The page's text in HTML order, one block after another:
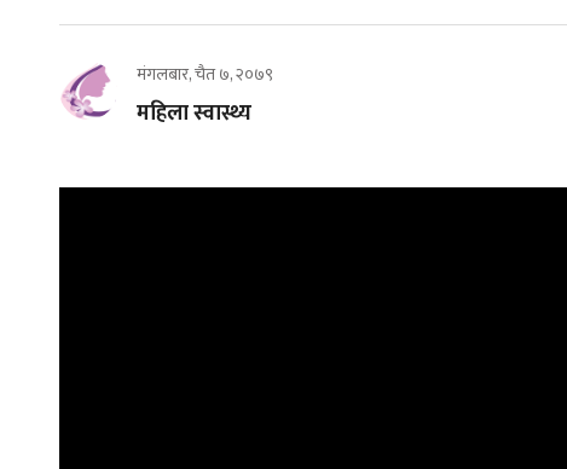
मंगलबार, चैत ७, २०७९
महिला स्वास्थ्य